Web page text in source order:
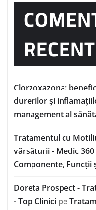
Clorzoxazona:
durerilor și
management al
Tratamentul cu
vărsăturii - Medic 360
Componente, Funcții
Doreta Prospect -
- Top Clinici pe